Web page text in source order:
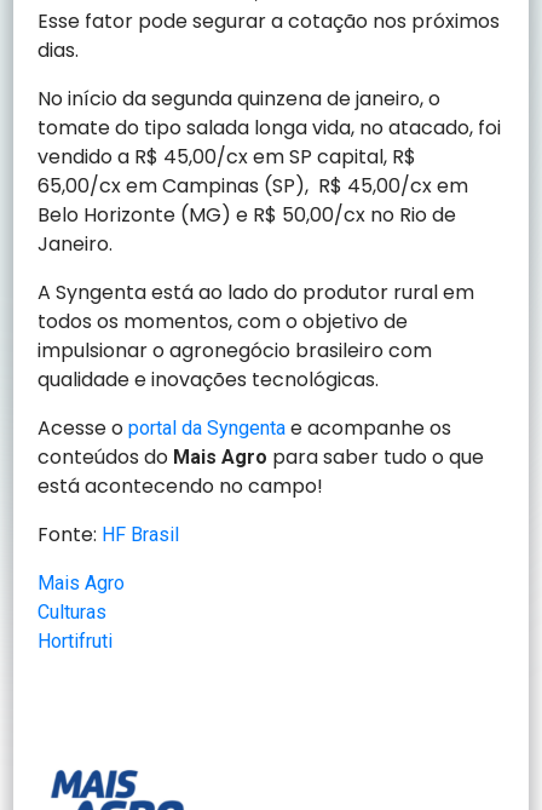
Esse fator pode segurar a cotação nos próximos
dias.
No início da segunda quinzena de janeiro, o
tomate do tipo salada longa vida, no atacado, foi
vendido a R$ 45,00/cx em SP capital, R$
65,00/cx em Campinas (SP), R$ 45,00/cx em
Belo Horizonte (MG) e R$ 50,00/cx no Rio de
Janeiro.
A Syngenta está ao lado do produtor rural em
todos os momentos, com o objetivo de
impulsionar o agronegócio brasileiro com
qualidade e inovações tecnológicas.
Acesse oportal da Syngenta e acompanhe os
conteúdos do Mais Agro para saber tudo o que
está acontecendo no campo!
Fonte: HF Brasil
Mais Agro
Culturas
Hortifruti